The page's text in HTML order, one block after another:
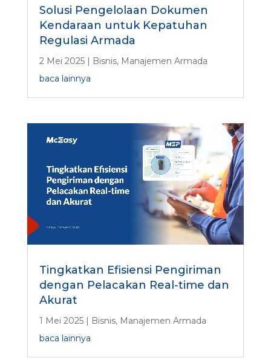
Solusi Pengelolaan Dokumen
Kendaraan untuk Kepatuhan
Regulasi Armada
2 Mei 2025| Bisnis, Manajemen Armada
baca lainnya
Tingkatkan Efisiensi Pengiriman
dengan Pelacakan Real-time dan
Akurat
1 Mei 2025| Bisnis, Manajemen Armada
baca lainnya